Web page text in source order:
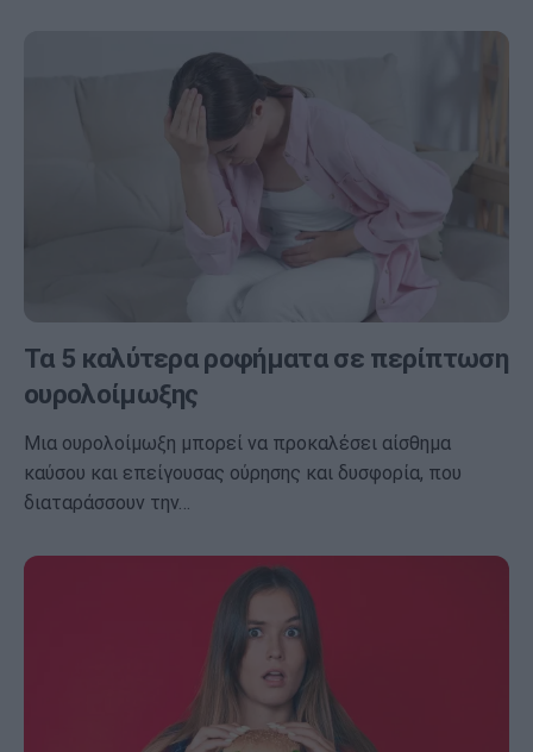
Τα 5 καλύτερα ροφήματα σε περίπτωση
ουρολοίμωξης
Μια ουρολοίμωξη μπορεί να προκαλέσει αίσθημα
καύσου και επείγουσας ούρησης και δυσφορία, που
διαταράσσουν την…